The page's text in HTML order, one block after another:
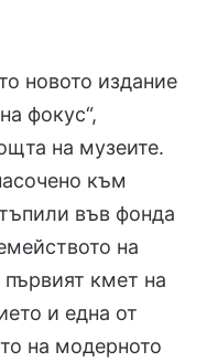
новото издание
фокус“,
на музеите.
към
във фонда
на
кмет на
и една от
на модерното